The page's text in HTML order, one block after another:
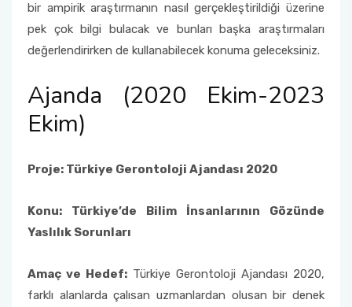
bir ampirik araştırmanın nasıl gerçekleştirildiği üzerine
pek çok bilgi bulacak ve bunları başka araştırmaları
değerlendirirken de kullanabilecek konuma geleceksiniz.
Ajanda (2020 Ekim-2023
Ekim)
Proje: Türkiye Gerontoloji Ajandası 2020
Konu: Türkiye’de Bilim İnsanlarının Gözünde
Yaslılık Sorunları
Amaç ve Hedef: Türkiye Gerontoloji Ajandası 2020,
farklı alanlarda çalısan uzmanlardan olusan bir denek